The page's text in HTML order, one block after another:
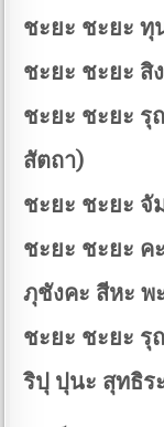
ชะยะ ชะยะ
ชะยะ ชะยะ
ชะยะ ชะยะ
สัตถา)
ชะยะ ชะยะ
ชะยะ ชะยะ
ภุชังคะ สีหะ พ
ชะยะ ชะยะ
ริปุ ปุนะ สุทธิร